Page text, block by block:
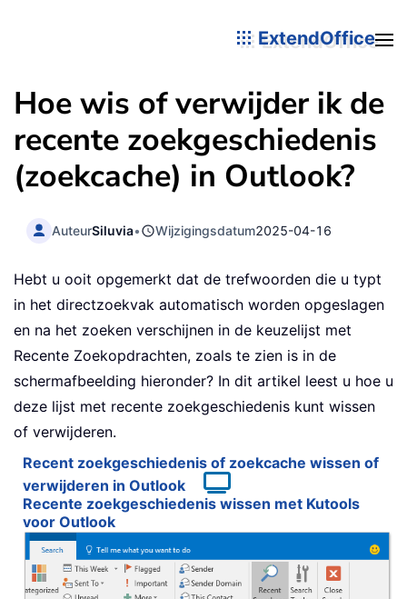
ExtendOffice
Hoe wis of verwijder ik de
recente zoekgeschiedenis
(zoekcache) in Outlook?
AuteurSiluvia• Wijzigingsdatum2025-04-16
Hebt u ooit opgemerkt dat de trefwoorden die u typt
in het directzoekvak automatisch worden opgeslagen
en na het zoeken verschijnen in de keuzelijst met
Recente Zoekopdrachten, zoals te zien is in de
schermafbeelding hieronder? In dit artikel leest u hoe u
deze lijst met recente zoekgeschiedenis kunt wissen
of verwijderen.
Recent zoekgeschiedenis of zoekcache wissen of
verwijderen in Outlook
Recente zoekgeschiedenis wissen met Kutools
voor Outlook